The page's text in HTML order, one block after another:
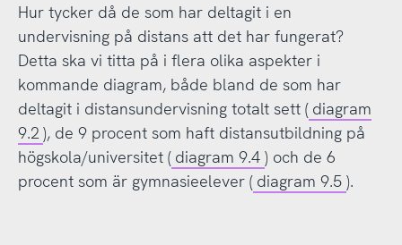
Hur tycker då de som har deltagit i en
undervisning på distans att det har fungerat?
Detta ska vi titta på i flera olika aspekter i
kommande diagram, både bland de som har
deltagit i distansundervisning totalt sett ( diagram
9.2), de 9 procent som haft distansutbildning på
högskola/universitet ( diagram 9.4 ) och de 6
procent som är gymnasieelever ( diagram 9.5 ).